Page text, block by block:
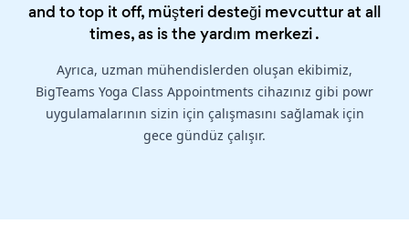
and to top it off, müşteri desteği mevcuttur at all
times, as is theyardım merkezi.
Ayrıca, uzman mühendislerden oluşan ekibimiz,
BigTeams Yoga Class Appointments cihazınız gibi powr
uygulamalarının sizin için çalışmasını sağlamak için
gece gündüz çalışır.